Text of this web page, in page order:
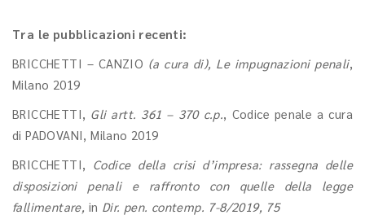
Tra le pubblicazioni recenti:
BRICCHETTI – CANZIO (a cura di), Le impugnazioni penali,
Milano 2019
BRICCHETTI, Gli artt. 361 – 370 c.p., Codice penale a cura
di PADOVANI, Milano 2019
BRICCHETTI, Codice della crisi d’impresa: rassegna delle
disposizioni penali e raffronto con quelle della legge
fallimentare, in Dir. pen. contemp. 7-8/2019, 75